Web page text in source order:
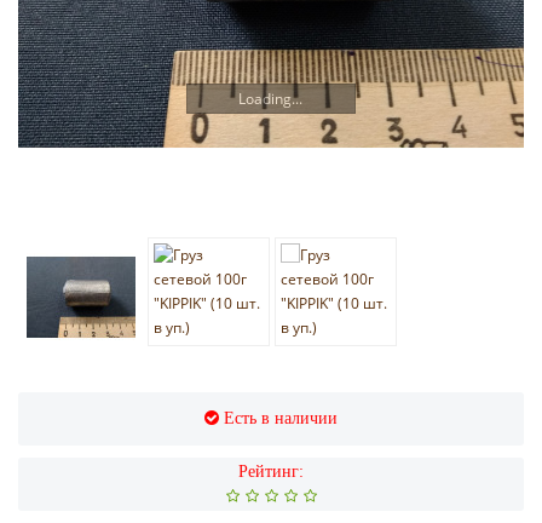
Loading...
Есть в наличии
Рейтинг: